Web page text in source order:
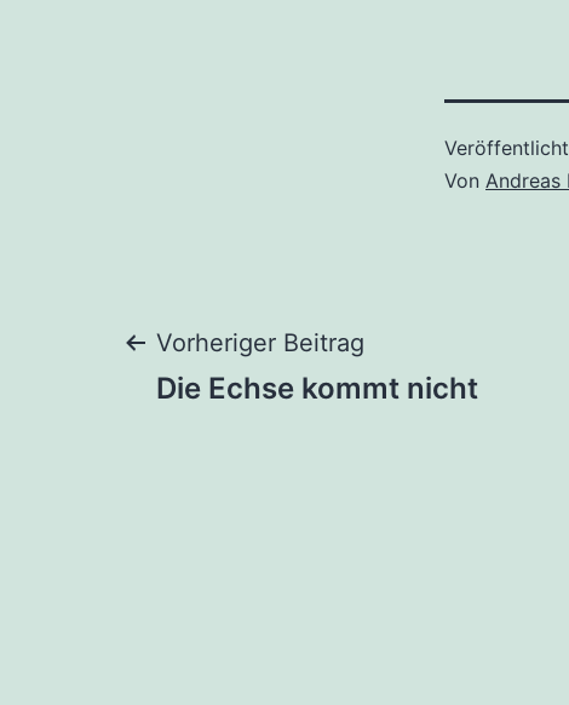
Von Andreas
Vorheriger Beitrag
Die Echse kommt nicht